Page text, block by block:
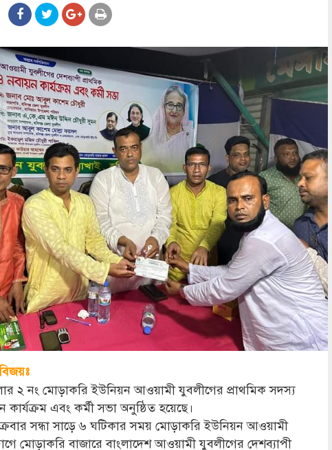
২ নং মোড়াকরি ইউনিয়ন আওয়ামী যুবলীগের প্রাথমিক সদস্য
কার্যক্রম এবং কর্মী সভা অনুষ্ঠিত হয়েছে।
সন্ধা সাড়ে ৬ ঘটিকার সময় মোড়াকরি ইউনিয়ন আওয়ামী
মোড়াকরি বাজারে বাংলাদেশ আওয়ামী যুবলীগের দেশব্যাপী